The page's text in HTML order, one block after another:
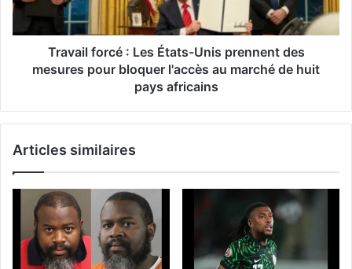
Travail forcé : Les États-Unis prennent des
mesures pour bloquer l'accès au marché de huit
pays africains
Articles similaires